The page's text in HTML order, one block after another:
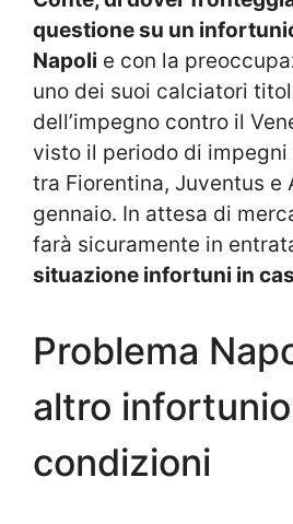
questione su un
Napoli e con la
uno dei suoi calciatori
dell’impegno contro il
visto il periodo di
tra Fiorentina, Juventus e
gennaio. In attesa di
farà sicuramente in
situazione infortuni in
Problema
altro
condizioni